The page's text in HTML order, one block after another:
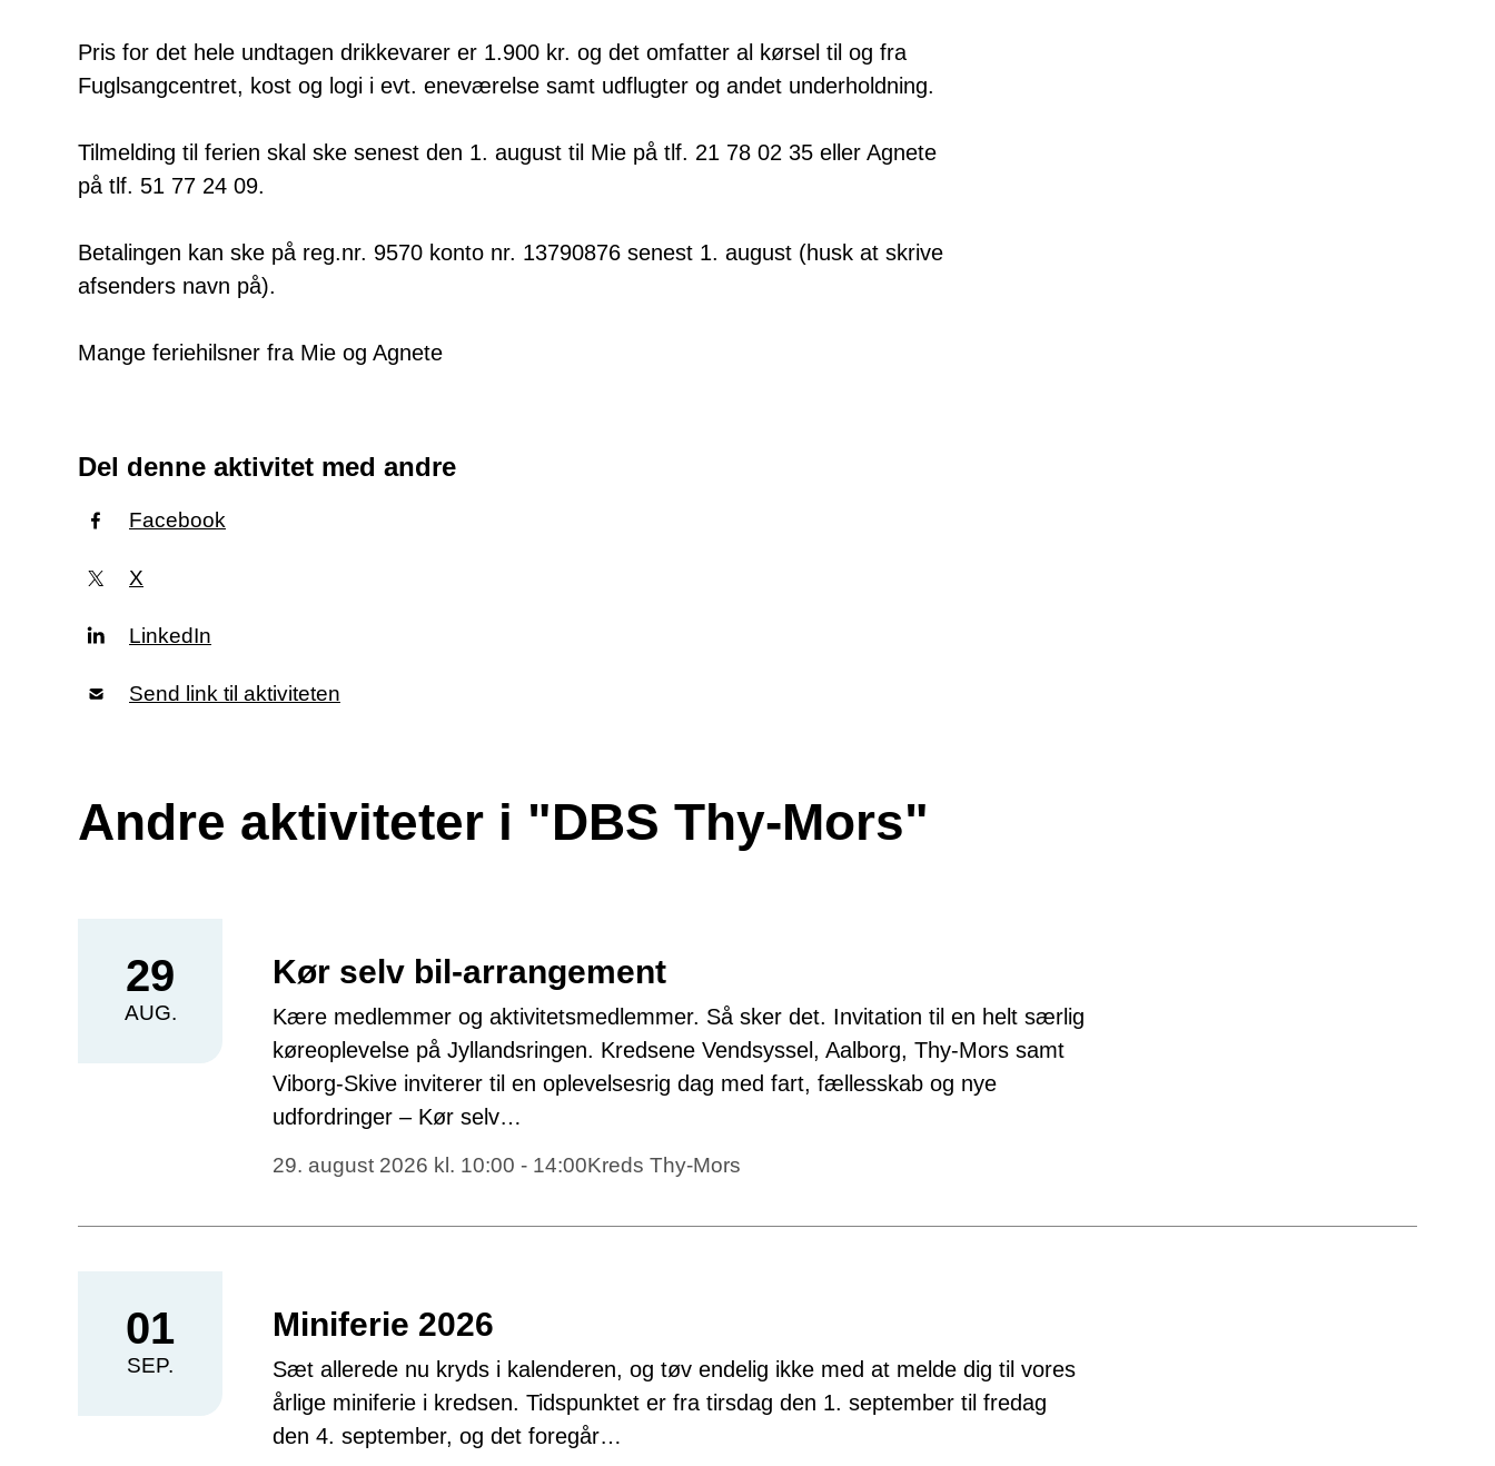
Pris for det hele undtagen drikkevarer er 1.900 kr. og det omfatter al kørsel til og fra
Fuglsangcentret, kost og logi i evt. eneværelse samt udflugter og andet underholdning.
Tilmelding til ferien skal ske senest den 1. august til Mie på tlf. 21 78 02 35 eller Agnete
på tlf. 51 77 24 09.
Betalingen kan ske på reg.nr. 9570 konto nr. 13790876 senest 1. august (husk at skrive
afsenders navn på).
Mange feriehilsner fra Mie og Agnete
Del denne aktivitet med andre
Facebook
X
LinkedIn
Send link til aktiviteten
Andre aktiviteter i "DBS Thy-Mors"
29
AUG.
Kør selv bil-arrangement
Kære medlemmer og aktivitetsmedlemmer. Så sker det. Invitation til en helt særlig
køreoplevelse på Jyllandsringen. Kredsene Vendsyssel, Aalborg, Thy-Mors samt
Viborg-Skive inviterer til en oplevelsesrig dag med fart, fællesskab og nye
udfordringer – Kør selv…
29. august 2026 kl. 10:00 - 14:00Kreds Thy-Mors
01
SEP.
Miniferie 2026
Sæt allerede nu kryds i kalenderen, og tøv endelig ikke med at melde dig til vores
årlige miniferie i kredsen. Tidspunktet er fra tirsdag den 1. september til fredag
den 4. september, og det foregår…